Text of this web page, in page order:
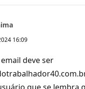
16:09
deve ser